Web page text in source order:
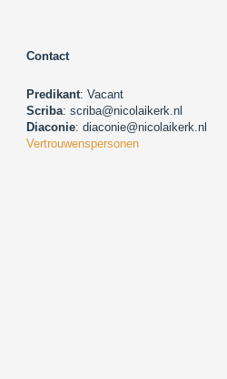
Contact
Predikant: Vacant
Scriba: scriba@nicolaikerk.nl
Diaconie: diaconie@nicolaikerk.nl
Vertrouwenspersonen